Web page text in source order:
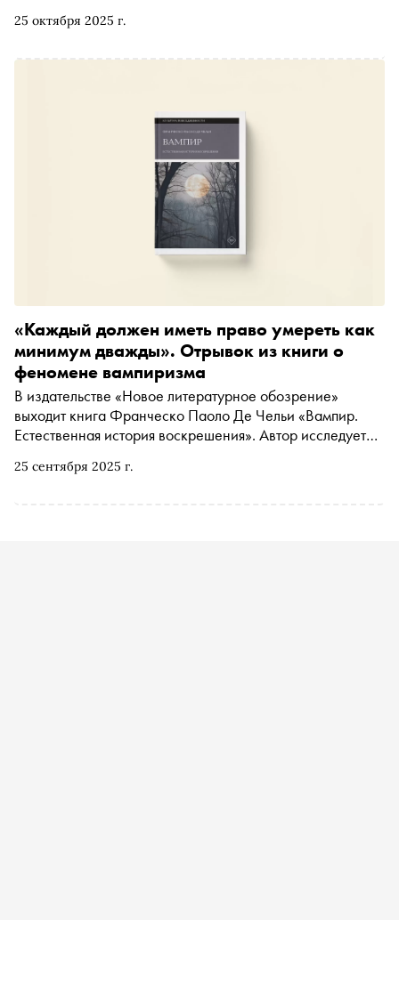
25 октября 2025 г.
подкидывает поп-культура. В преддверии Хэллоуина
исследующих чудовищ — от истории вампиров до
25 сентября 2025 г.
«Каждый должен иметь право умереть как
минимум дважды». Отрывок из книги о
феномене вампиризма
В издательстве «Новое литературное обозрение»
выходит книга Франческо Паоло Де Чельи «Вампир.
Естественная история воскрешения». Автор исследует
XVIII веке определяла темы споров учёных, врачей и